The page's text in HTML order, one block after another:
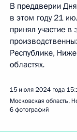
В преддверии
в этом году 21
принял участие в
Республике,
областях.
15 июля 2024 года
Московская область,
6 фотографий